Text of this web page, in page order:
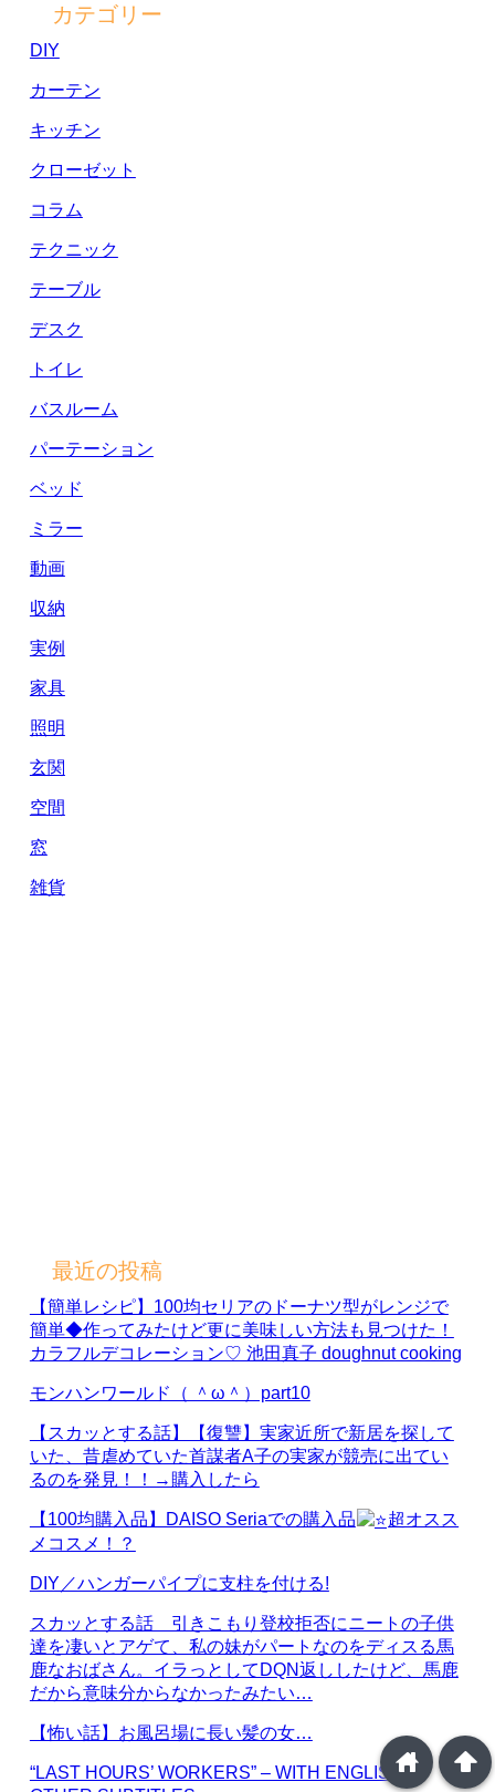
カテゴリー
DIY
カーテン
キッチン
クローゼット
コラム
テクニック
テーブル
デスク
トイレ
バスルーム
パーテーション
ベッド
ミラー
動画
収納
実例
家具
照明
玄関
空間
窓
雑貨
最近の投稿
【簡単レシピ】100均セリアのドーナツ型がレンジで
簡単◆作ってみたけど更に美味しい方法も見つけた！
カラフルデコレーション♡ 池田真子 doughnut cooking
モンハンワールド（ ＾ω＾）part10
【スカッとする話】【復讐】実家近所で新居を探して
いた、昔虐めていた首謀者A子の実家が競売に出てい
るのを発見！！→購入したら
【100均購入品】DAISO Seriaでの購入品
超オスス
メコスメ！？
DIY／ハンガーパイプに支柱を付ける!
スカッとする話 引きこもり登校拒否にニートの子供
達を凄いとアゲて、私の妹がパートなのをディスる馬
鹿なおばさん。イラっとしてDQN返ししたけど、馬鹿
だから意味分からなかったみたい…
【怖い話】お風呂場に長い髪の女…
“LAST HOURS’ WORKERS” – WITH ENGLISH &
arrowup
home